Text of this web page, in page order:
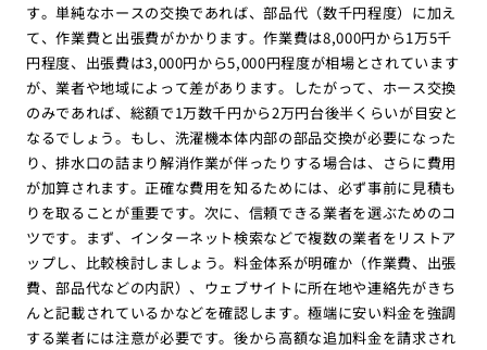
す。単純なホースの交換であれば、部品代（数千円程度）に加え
て、作業費と出張費がかかります。作業費は8,000円から1万5千
円程度、出張費は3,000円から5,000円程度が相場とされています
が、業者や地域によって差があります。したがって、ホース交換
のみであれば、総額で1万数千円から2万円台後半くらいが目安と
なるでしょう。もし、洗濯機本体内部の部品交換が必要になった
り、排水口の詰まり解消作業が伴ったりする場合は、さらに費用
が加算されます。正確な費用を知るためには、必ず事前に見積も
りを取ることが重要です。次に、信頼できる業者を選ぶためのコ
ツです。まず、インターネット検索などで複数の業者をリストア
ップし、比較検討しましょう。料金体系が明確か（作業費、出張
費、部品代などの内訳）、ウェブサイトに所在地や連絡先がきち
んと記載されているかなどを確認します。極端に安い料金を強調
する業者には注意が必要です。後から高額な追加料金を請求され